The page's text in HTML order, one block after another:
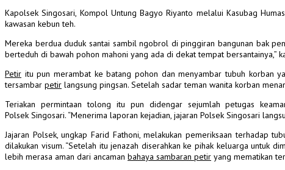
Kapolsek Singosari, Kompol Untung Bagyo Riyanto melalui Kasubag
kawasan kebun teh.
Mereka berdua duduk santai sambil ngobrol di pinggiran bangunan bak
berteduh di bawah pohon mahoni yang ada di dekat tempat bersantainya,”
Petir itu pun merambat ke batang pohon dan menyambar tubuh korban
tersambar petir langsung pingsan. Setelah sadar teman wanita korban
Teriakan permintaan tolong itu pun didengar sejumlah petugas
Polsek Singosari. “Menerima laporan kejadian, jajaran Polsek Singosari
Jajaran Polsek, ungkap Farid Fathoni, melakukan pemeriksaan terhadap
dilakukan visum. “Setelah itu jenazah diserahkan ke pihak keluarga untuk
lebih merasa aman dari ancaman bahaya sambaran petir yang mematikan